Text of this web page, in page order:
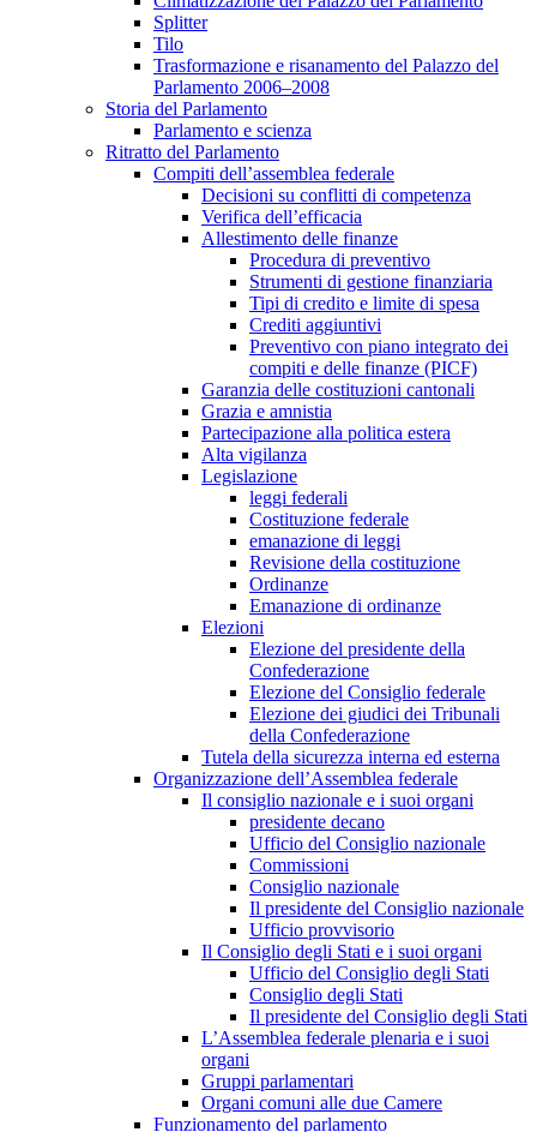
Splitter
Tilo
Trasformazione e risanamento del Palazzo del
Parlamento 2006–2008
Storia del Parlamento
Parlamento e scienza
Ritratto del Parlamento
Compiti dell’assemblea federale
Decisioni su conflitti di competenza
Verifica dell’efficacia
Allestimento delle finanze
Procedura di preventivo
Strumenti di gestione finanziaria
Tipi di credito e limite di spesa
Crediti aggiuntivi
Preventivo con piano integrato dei
compiti e delle finanze (PICF)
Garanzia delle costituzioni cantonali
Grazia e amnistia
Partecipazione alla politica estera
Alta vigilanza
Legislazione
leggi federali
Costituzione federale
emanazione di leggi
Revisione della costituzione
Ordinanze
Emanazione di ordinanze
Elezioni
Elezione del presidente della
Confederazione
Elezione del Consiglio federale
Elezione dei giudici dei Tribunali
della Confederazione
Tutela della sicurezza interna ed esterna
Organizzazione dell’Assemblea federale
Il consiglio nazionale e i suoi organi
presidente decano
Ufficio del Consiglio nazionale
Commissioni
Consiglio nazionale
Il presidente del Consiglio nazionale
Ufficio provvisorio
Il Consiglio degli Stati e i suoi organi
Ufficio del Consiglio degli Stati
Consiglio degli Stati
Il presidente del Consiglio degli Stati
L’Assemblea federale plenaria e i suoi
organi
Gruppi parlamentari
Organi comuni alle due Camere
Funzionamento del parlamento